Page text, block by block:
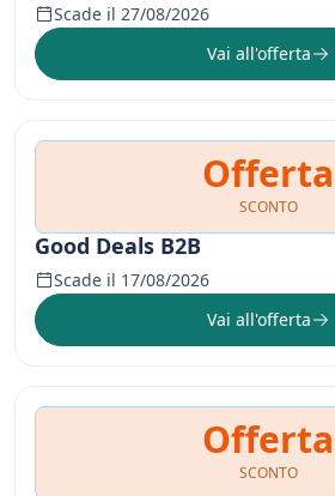
Scade il 27/08/2026
Vai all'offerta
Offerta
SCONTO
Good Deals B2B
Scade il 17/08/2026
Vai all'offerta
Offerta
SCONTO